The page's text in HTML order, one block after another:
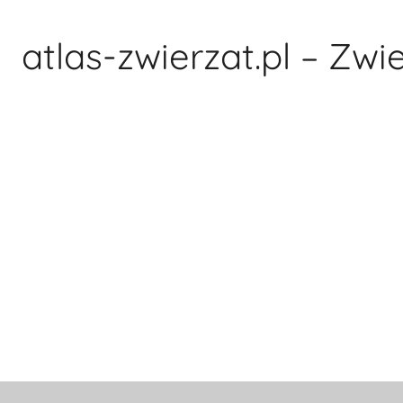
treściatlas-zwierzat.pl –